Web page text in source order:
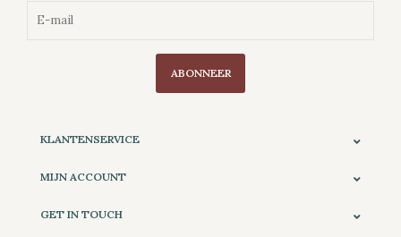
ABONNEER
KLANTENSERVICE
MIJN ACCOUNT
GET IN TOUCH